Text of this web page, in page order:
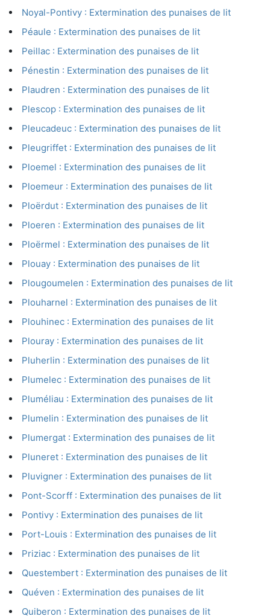
Noyal-Pontivy : Extermination des punaises de lit
Péaule : Extermination des punaises de lit
Peillac : Extermination des punaises de lit
Pénestin : Extermination des punaises de lit
Plaudren : Extermination des punaises de lit
Plescop : Extermination des punaises de lit
Pleucadeuc : Extermination des punaises de lit
Pleugriffet : Extermination des punaises de lit
Ploemel : Extermination des punaises de lit
Ploemeur : Extermination des punaises de lit
Ploërdut : Extermination des punaises de lit
Ploeren : Extermination des punaises de lit
Ploërmel : Extermination des punaises de lit
Plouay : Extermination des punaises de lit
Plougoumelen : Extermination des punaises de lit
Plouharnel : Extermination des punaises de lit
Plouhinec : Extermination des punaises de lit
Plouray : Extermination des punaises de lit
Pluherlin : Extermination des punaises de lit
Plumelec : Extermination des punaises de lit
Pluméliau : Extermination des punaises de lit
Plumelin : Extermination des punaises de lit
Plumergat : Extermination des punaises de lit
Pluneret : Extermination des punaises de lit
Pluvigner : Extermination des punaises de lit
Pont-Scorff : Extermination des punaises de lit
Pontivy : Extermination des punaises de lit
Port-Louis : Extermination des punaises de lit
Priziac : Extermination des punaises de lit
Questembert : Extermination des punaises de lit
Quéven : Extermination des punaises de lit
Quiberon : Extermination des punaises de lit